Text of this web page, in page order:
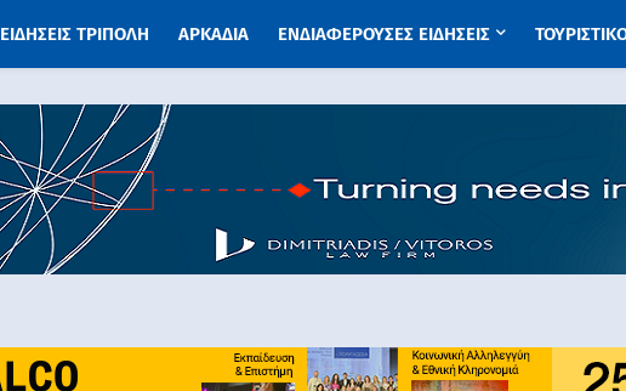
ΕΙΔΗΣΕΙΣ ΤΡΙΠΟΛΗ ΑΡΚΑΔΙΑ ΕΝΔΙΑΦΕΡΟΥΣΕΣ ΕΙΔΗΣΕΙΣ